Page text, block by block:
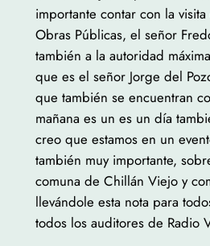
importante contar con la visita
Obras Públicas, el señor
también a la autoridad
que es el señor Jorge del
que también se encuentran
mañana es un es un día
creo que estamos en un
también muy importante,
comuna de Chillán Viejo y
llevándole esta nota para
todos los auditores de Radio